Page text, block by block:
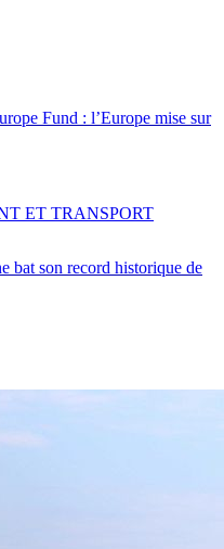
Fund : l’Europe mise sur
bat son record historique de
ET TRANSPORT